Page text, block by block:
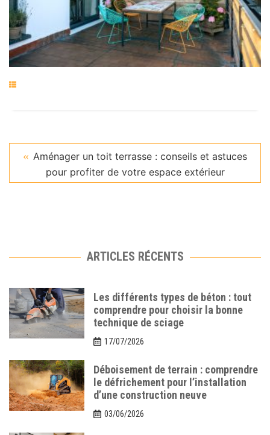
Aménager un toit terrasse : conseils et astuces
pour profiter de votre espace extérieur
ARTICLES RÉCENTS
Les différents types de béton : tout
comprendre pour choisir la bonne
technique de sciage
17/07/2026
Déboisement de terrain : comprendre
le défrichement pour l’installation
d’une construction neuve
03/06/2026